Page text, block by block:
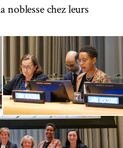
noblesse chez leurs